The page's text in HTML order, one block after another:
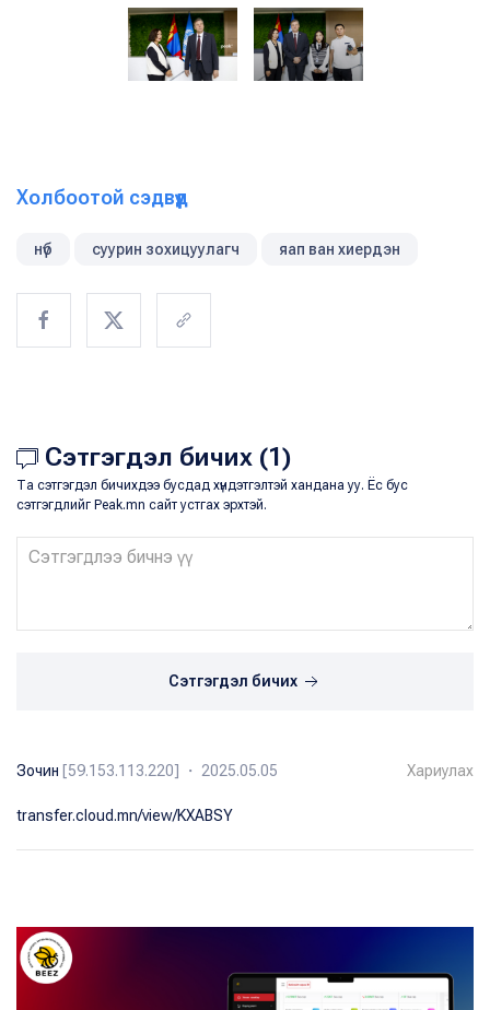
Холбоотой сэдвүүд
нүб суурин зохицуулагч яап ван хиердэн
Сэтгэгдэл бичих (1)
Та сэтгэгдэл бичихдээ бусдад хүндэтгэлтэй хандана уу. Ёс бус
сэтгэгдлийг Peak.mn сайт устгах эрхтэй.
Сэтгэгдэл бичих
Зочин [59.153.113.220] ・ 2025.05.05 Хариулах
transfer.cloud.mn/view/KXABSY